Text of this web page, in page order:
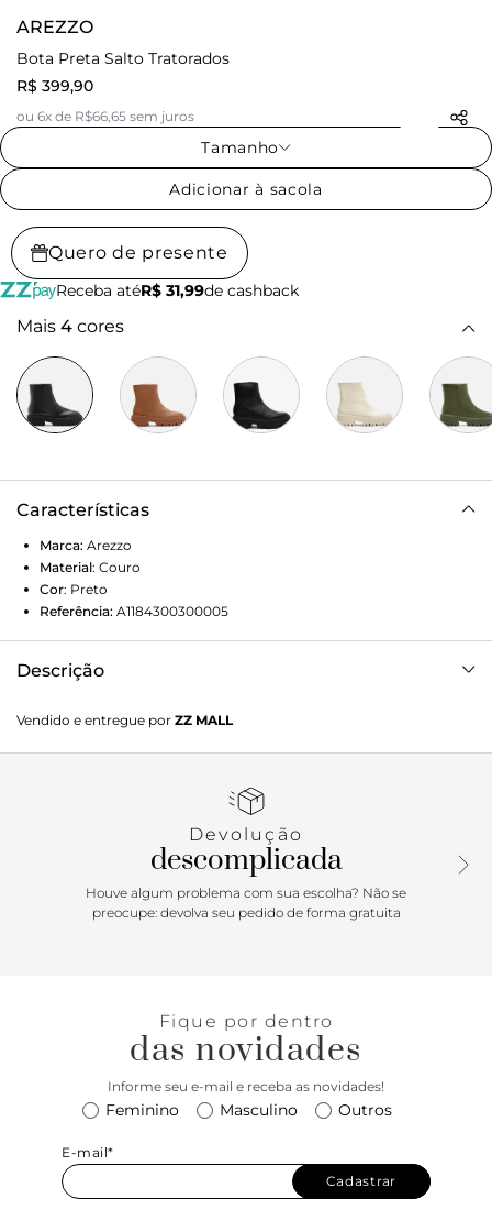
AREZZO
Bota Preta Salto Tratorados
R$ 399,90
ou 6x de R$66,65 sem juros
Tamanho
Adicionar à sacola
Quero de presente
Receba atéR$ 31,99de cashback
Mais 4 cores
Características
Marca: Arezzo
Material: Couro
Cor: Preto
Referência: A1184300300005
Descrição
Vendido e entregue por ZZ MALL
Devolução
descomplicada
Houve algum problema com sua escolha? Não se
preocupe: devolva seu pedido de forma gratuita
Fique por dentro
das novidades
Informe seu e-mail e receba as novidades!
Feminino Masculino Outros
E-mail*
Cadastrar